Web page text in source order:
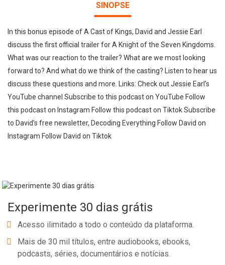
SINOPSE
In this bonus episode of A Cast of Kings, David and Jessie Earl
discuss the first official trailer for A Knight of the Seven Kingdoms.
What was our reaction to the trailer? What are we most looking
forward to? And what do we think of the casting? Listen to hear us
discuss these questions and more. Links: Check out Jessie Earl’s
YouTube channel Subscribe to this podcast on YouTube Follow
this podcast on Instagram Follow this podcast on Tiktok Subscribe
to David’s free newsletter, Decoding Everything Follow David on
Instagram Follow David on Tiktok
Experimente 30 dias grátis
Acesso ilimitado a todo o conteúdo da plataforma.
Mais de 30 mil títulos, entre audiobooks, ebooks,
podcasts, séries, documentários e notícias.